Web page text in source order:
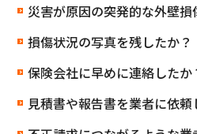
災害が原因の突発的な外壁損
損傷状況の写真を残したか？
保険会社に早めに連絡したか
見積書や報告書を業者に依頼